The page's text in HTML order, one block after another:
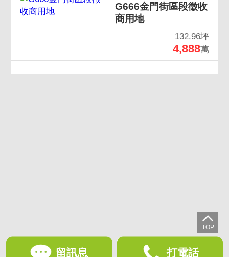
G666金門街區段徵收
商用地
132.96坪
4,888萬
留訊息 打電話